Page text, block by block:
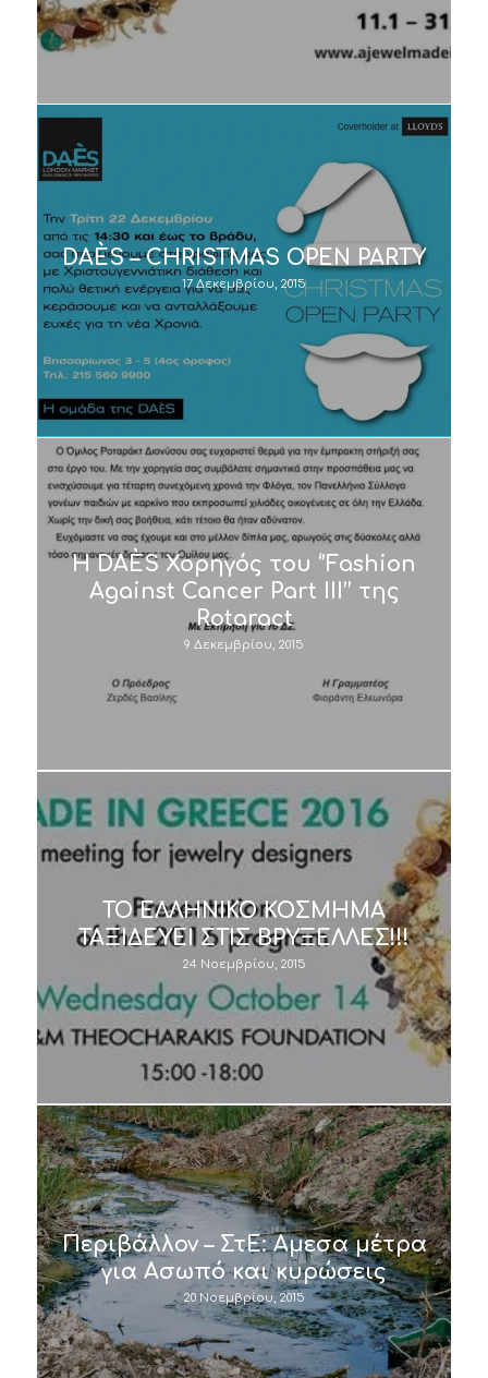
DAÈS – CHRISTMAS OPEN PARTY
17 Δεκεμβρίου, 2015
H DAÈS Χορηγός του ‘’Fashion
Against Cancer Part III’’ της
Rotaract
9 Δεκεμβρίου, 2015
ΤΟ ΕΛΛΗΝΙΚΟ ΚΟΣΜΗΜΑ
ΤΑΞΙΔΕΥΕΙ ΣΤΙΣ ΒΡΥΞΕΛΛΕΣ!!!
24 Νοεμβρίου, 2015
Περιβάλλον – ΣτΕ: Αμεσα μέτρα
για Ασωπό και κυρώσεις
20 Νοεμβρίου, 2015